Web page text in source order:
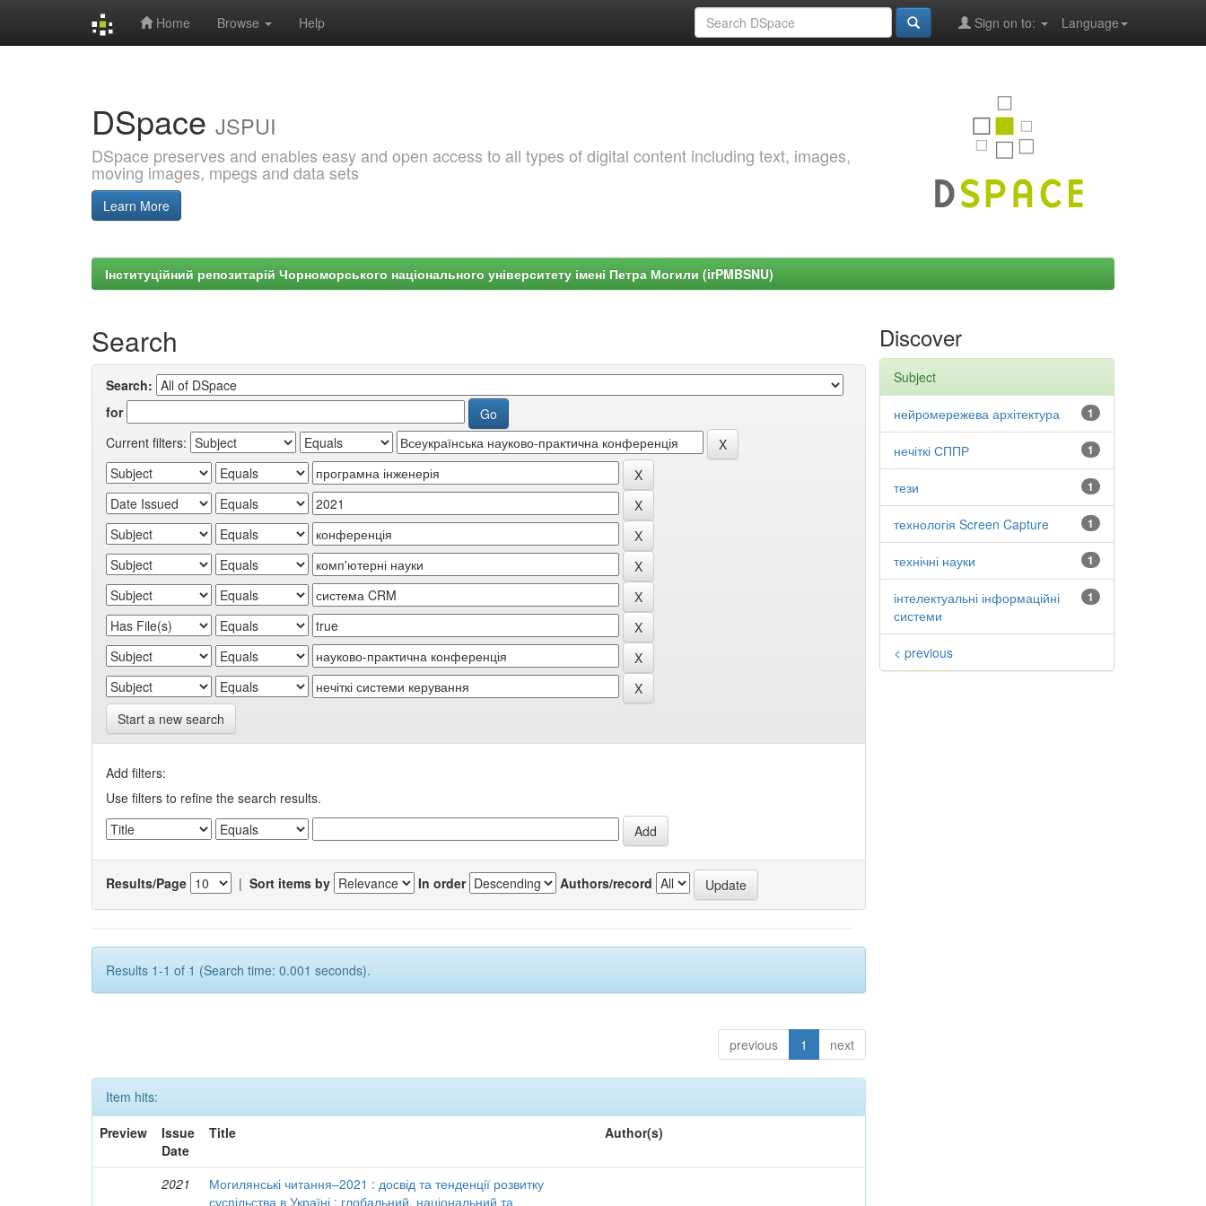
Home Browse Help Language
Sign on to:
DSpace JSPUI
DSpace preserves and enables easy and open access to all types of digital content including text, images,
moving images, mpegs and data sets
Learn More
Інституційний репозитарій Чорноморського національного університету імені Петра Могили (irPMBSNU)
Search
Search:
for
Current filters:
Start a new search
Add filters:
Use filters to refine the search results.
Results/Page | Sort items by In order Authors/record
Results 1-1 of 1 (Search time: 0.001 seconds).
previous 1 next
Item hits:
Preview
Issue
Date
Title Author(s)
2021
Могилянські читання–2021 : досвід та тенденції розвитку
суспільства в Україні : глобальний, національний та
Discover
Subject
1
нейромережева архітектура
1
нечіткі СППР
1
тези
1
технологія Screen Capture
1
технічні науки
1
інтелектуальні інформаційні
системи
< previous